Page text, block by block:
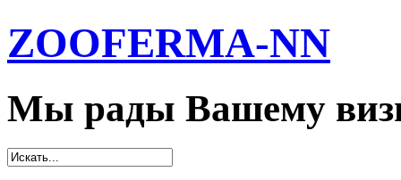
ZOOFERMA-NN
Мы рады Вашему